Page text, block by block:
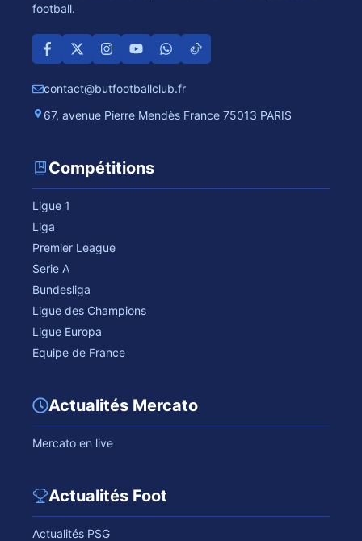
football.
contact@butfootballclub.fr
67, avenue Pierre Mendès France 75013 PARIS
Compétitions
Ligue 1
Liga
Premier League
Serie A
Bundesliga
Ligue des Champions
Ligue Europa
Equipe de France
Actualités Mercato
Mercato en live
Actualités Foot
Actualités PSG